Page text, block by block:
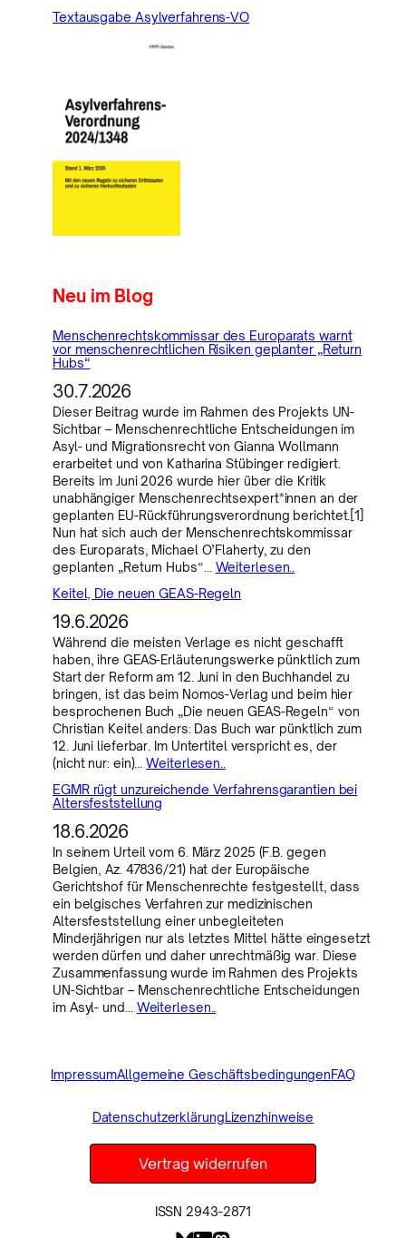
Textausgabe Asylverfahrens-VO
Neu im Blog
Menschenrechtskommissar des Europarats warnt
vor menschenrechtlichen Risiken geplanter „Return
Hubs“
30.7.2026
Dieser Beitrag wurde im Rahmen des Projekts UN-
Sichtbar – Menschenrechtliche Entscheidungen im
Asyl- und Migrationsrecht von Gianna Wollmann
erarbeitet und von Katharina Stübinger redigiert.
Bereits im Juni 2026 wurde hier über die Kritik
unabhängiger Menschenrechtsexpert*innen an der
geplanten EU-Rückführungsverordnung berichtet.[1]
Nun hat sich auch der Menschenrechtskommissar
des Europarats, Michael O’Flaherty, zu den
geplanten „Return Hubs“… Weiterlesen..
Keitel, Die neuen GEAS-Regeln
19.6.2026
Während die meisten Verlage es nicht geschafft
haben, ihre GEAS-Erläuterungswerke pünktlich zum
Start der Reform am 12. Juni in den Buchhandel zu
bringen, ist das beim Nomos-Verlag und beim hier
besprochenen Buch „Die neuen GEAS-Regeln“ von
Christian Keitel anders: Das Buch war pünktlich zum
12. Juni lieferbar. Im Untertitel verspricht es, der
(nicht nur: ein)…Weiterlesen..
EGMR rügt unzureichende Verfahrensgarantien bei
Altersfeststellung
18.6.2026
In seinem Urteil vom 6. März 2025 (F.B. gegen
Belgien, Az. 47836/21) hat der Europäische
Gerichtshof für Menschenrechte festgestellt, dass
ein belgisches Verfahren zur medizinischen
Altersfeststellung einer unbegleiteten
Minderjährigen nur als letztes Mittel hätte eingesetzt
werden dürfen und daher unrechtmäßig war. Diese
Zusammenfassung wurde im Rahmen des Projekts
UN-Sichtbar – Menschenrechtliche Entscheidungen
im Asyl- und… Weiterlesen..
ImpressumAllgemeine GeschäftsbedingungenFAQ
DatenschutzerklärungLizenzhinweise
Vertrag widerrufen
ISSN 2943-2871